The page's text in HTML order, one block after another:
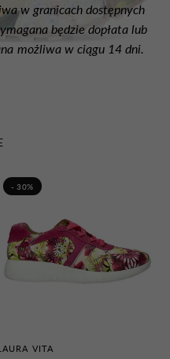
w granicach dostępnych
będzie dopłata lub
możliwa w ciągu 14 dni.
- 30%
SZYBKI PRZEGLĄD
VITA